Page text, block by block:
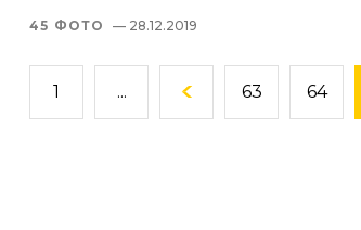
45 ФОТО — 28.12.2019
1 ... 63 64